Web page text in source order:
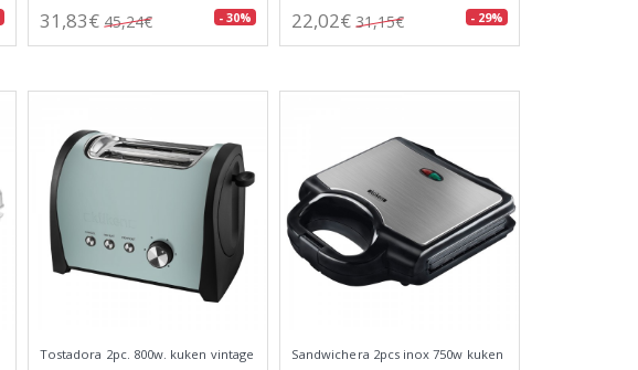
31,83€ 45,24€ - 30% 22,02€ 31,15€ - 29%
Tostadora 2pc. 800w. kuken vintage Sandwichera 2pcs inox 750w kuken